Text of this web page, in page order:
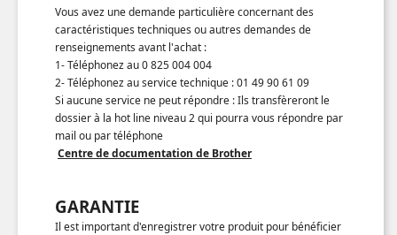
Vous avez une demande particulière concernant des
caractéristiques techniques ou autres demandes de
renseignements avant l'achat :
1- Téléphonez au 0 825 004 004
2- Téléphonez au service technique : 01 49 90 61 09
Si aucune service ne peut répondre : Ils transfèreront le
dossier à la hot line niveau 2 qui pourra vous répondre par
mail ou par téléphone
Centre de documentation de Brother
GARANTIE
Il est important d'enregistrer votre produit pour bénéficier